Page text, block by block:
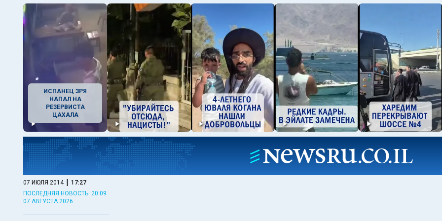
ИСПАНЕЦ ЗРЯ
НАПАЛ НА
РЕЗЕРВИСТА
ЦАХАЛА
07 ИЮЛЯ 2014 | 17:27
ПОСЛЕДНЯЯ НОВОСТЬ: 20:09
07 АВГУСТА 2026